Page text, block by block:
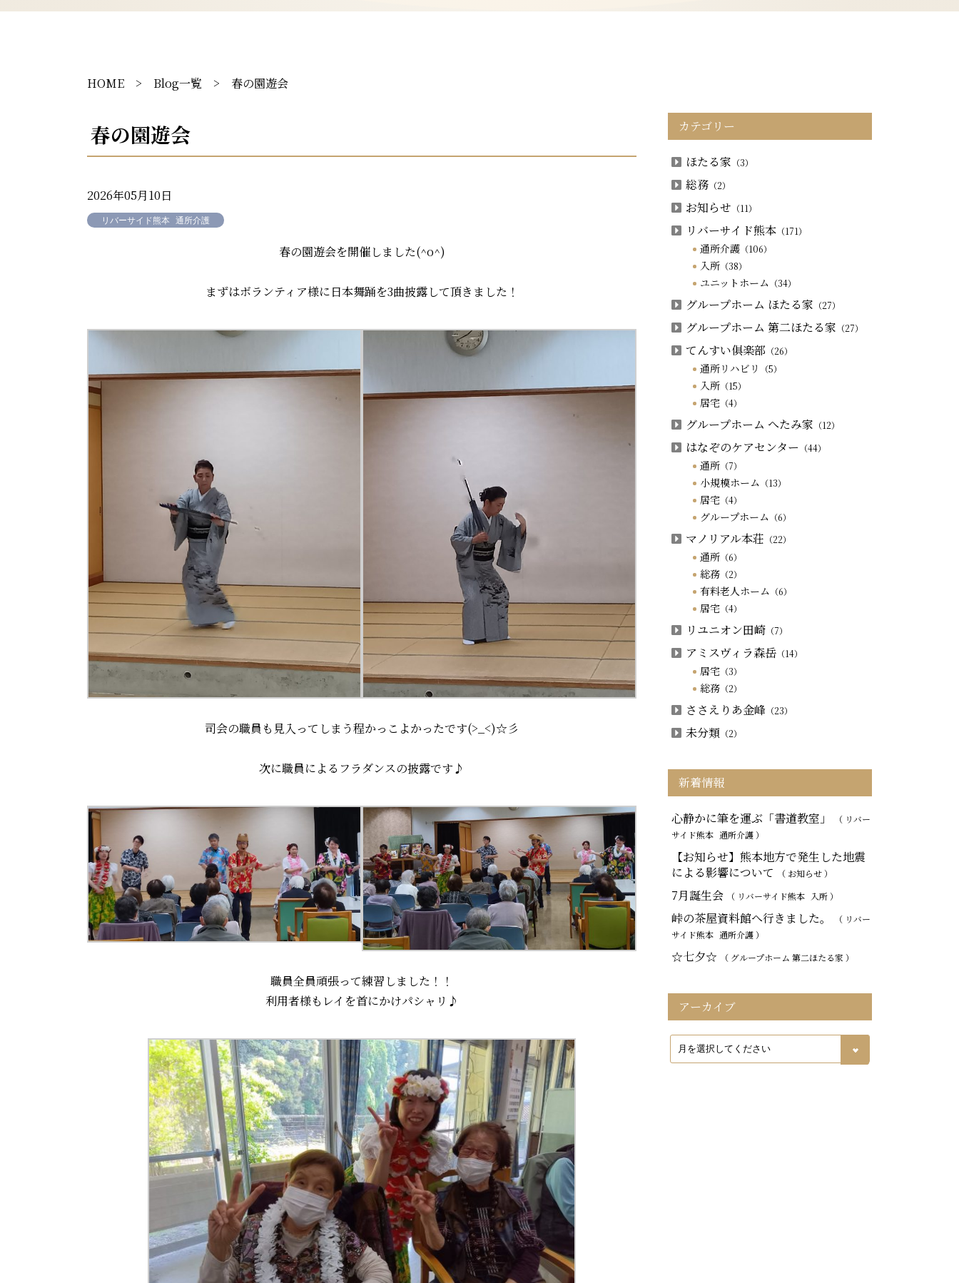
HOME > Blog一覧 > 春の園遊会
春の園遊会
2026年05月10日
リバーサイド熊本 通所介護
春の園遊会を開催しました(^o^)
まずはボランティア様に日本舞踊を3曲披露して頂きました！
司会の職員も見入ってしまう程かっこよかったです(>_<)☆彡
次に職員によるフラダンスの披露です♪
職員全員頑張って練習しました！！
利用者様もレイを首にかけパシャリ♪
カテゴリー
ほたる家 （3）
総務 （2）
お知らせ （11）
リバーサイド熊本 （171）
通所介護 （106）
入所 （38）
ユニットホーム （34）
グループホーム ほたる家 （27）
グループホーム 第二ほたる家 （27）
てんすい俱楽部 （26）
通所リハビリ （5）
入所 （15）
居宅 （4）
グループホーム へたみ家 （12）
はなぞのケアセンター （44）
通所 （7）
小規模ホーム （13）
居宅 （4）
グループホーム （6）
マノリアル本荘 （22）
通所 （6）
総務 （2）
有料老人ホーム （6）
居宅 （4）
リユニオン田崎 （7）
アミスヴィラ森岳 （14）
居宅 （3）
総務 （2）
ささえりあ金峰 （23）
未分類 （2）
新着情報
心静かに筆を運ぶ「書道教室」
（ リバー
サイド熊本 通所介護）
【お知らせ】熊本地方で発生した地震
による影響について
（ お知らせ ）
7月誕生会 （ リバーサイド熊本 入所）
峠の茶屋資料館へ行きました。
（ リバー
サイド熊本 通所介護）
☆七夕☆ （ グループホーム 第二ほたる家 ）
アーカイブ